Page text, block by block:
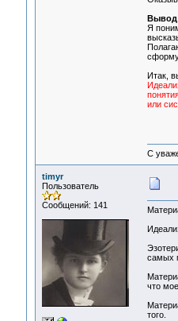
Я
Итак,
или
С
timyr
Пользователь
Сообщений: 141
самых
что
того.